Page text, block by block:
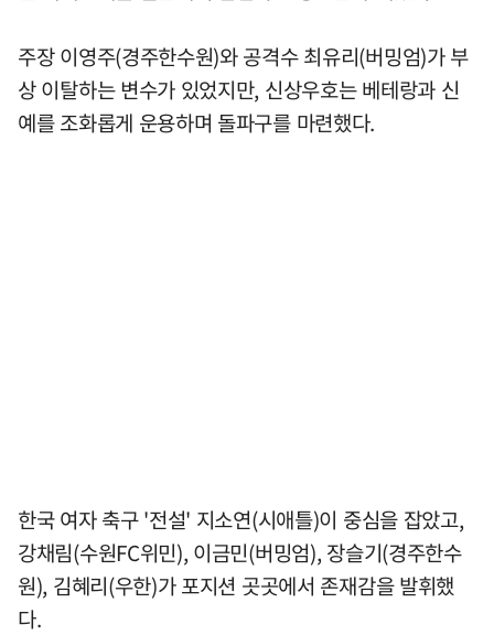
주장 이영주(경주한수원)와 공격수 최유리(버밍엄)가 부
상 이탈하는 변수가 있었지만, 신상우호는 베테랑과 신
예를 조화롭게 운용하며 돌파구를 마련했다.
한국 여자 축구 '전설' 지소연(시애틀)이 중심을 잡았고,
강채림(수원FC위민), 이금민(버밍엄), 장슬기(경주한수
원), 김혜리(우한)가 포지션 곳곳에서 존재감을 발휘했
다.